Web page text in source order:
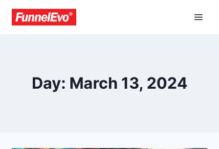
Day: March 13, 2024